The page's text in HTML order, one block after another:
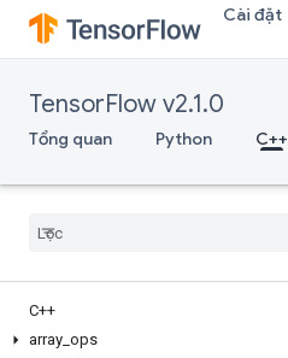
Cài đặt
TensorFlow v2.1.0
Tổng quan Python C++
C++
array ops